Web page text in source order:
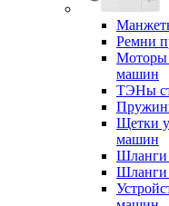
Ремни
Моторы
машин
ТЭНы
Щетки
машин
Шланги
Шланги